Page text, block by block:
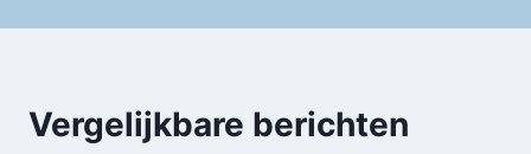
Vergelijkbare berichten